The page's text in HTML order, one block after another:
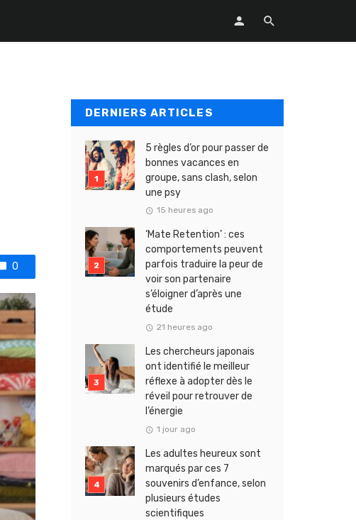
0
DERNIERS ARTICLES
5 règles d’or pour passer de
bonnes vacances en
groupe, sans clash, selon
une psy
15 heures ago
‘Mate Retention’ : ces
comportements peuvent
parfois traduire la peur de
voir son partenaire
s’éloigner d’après une
étude
21 heures ago
Les chercheurs japonais
ont identifié le meilleur
réflexe à adopter dès le
réveil pour retrouver de
l’énergie
1 jour ago
Les adultes heureux sont
marqués par ces 7
souvenirs d’enfance, selon
plusieurs études
scientifiques